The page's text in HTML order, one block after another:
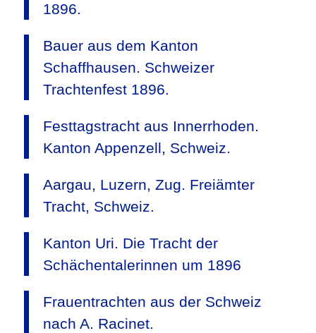
1896.
Bauer aus dem Kanton
Schaffhausen. Schweizer
Trachtenfest 1896.
Festtagstracht aus Innerrhoden.
Kanton Appenzell, Schweiz.
Aargau, Luzern, Zug. Freiämter
Tracht, Schweiz.
Kanton Uri. Die Tracht der
Schächentalerinnen um 1896
Frauentrachten aus der Schweiz
nach A. Racinet.